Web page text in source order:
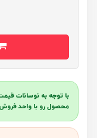
با توجه به نوسانات
محصول رو با واحد